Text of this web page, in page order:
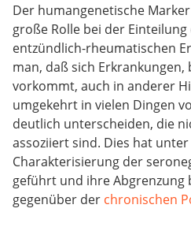
Der humangenetische
große Rolle bei der
entzündlich-rheumatischen
man, daß sich Erkrankungen,
vorkommt, auch in anderer
umgekehrt in vielen Dingen
deutlich unterscheiden, die
assoziiert sind. Dies hat
Charakterisierung der
geführt und ihre Abgrenzung
gegenüber der chronischen